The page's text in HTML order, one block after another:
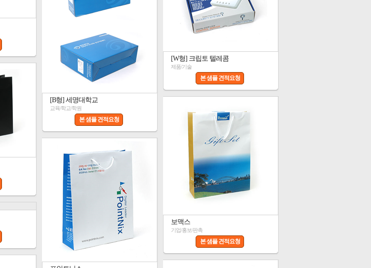
[B형] 세명대학교
교육/학교/학원
본 샘플 견적요청
[W형] 크립토 텔레콤
제품/기술
본 샘플 견적요청
보맥스
기업/홍보/판촉
본 샘플 견적요청